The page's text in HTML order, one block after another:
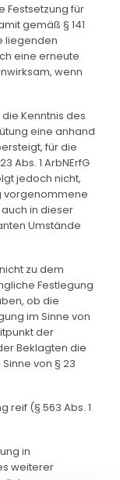
Festsetzung für
gemäß § 141
liegenden
eine erneute
wenn
Kenntnis des
eine anhand
für die
Abs. 1 ArbNErfG
jedoch nicht,
vorgenommene
in dieser
Umstände
zu dem
Festlegung
ob die
im Sinne von
der
Beklagten die
von § 23
reif (§ 563 Abs. 1
in
weiterer